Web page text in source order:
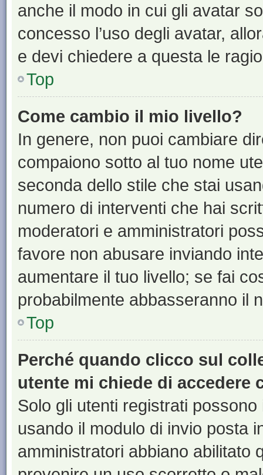
anche il modo in cui gli avatar
concesso l’uso degli avatar,
e devi chiedere a questa le
Top
Come cambio il mio livello?
In genere, non puoi cambiare
compaiono sotto al tuo nome
seconda dello stile che stai
numero di interventi che hai
moderatori e amministratori
favore non abusare inviando
aumentare il tuo livello; se fai
probabilmente abbasseranno il
Top
Perché quando clicco sul
utente mi chiede di accedere
Solo gli utenti registrati
usando il modulo di invio posta
amministratori abbiano abilitato